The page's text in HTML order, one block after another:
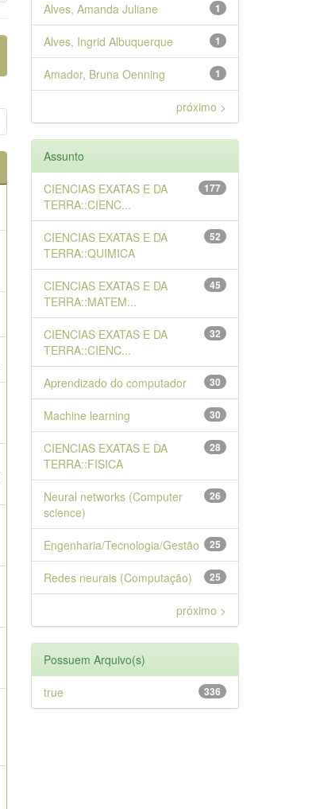
1
Alves, Amanda Juliane
1
Alves, Ingrid Albuquerque
1
Amador, Bruna Oenning
próximo >
Assunto
177
CIENCIAS EXATAS E DA
TERRA::CIENC...
52
CIENCIAS EXATAS E DA
TERRA::QUIMICA
45
CIENCIAS EXATAS E DA
TERRA::MATEM...
32
CIENCIAS EXATAS E DA
TERRA::CIENC...
30
Aprendizado do computador
30
Machine learning
28
CIENCIAS EXATAS E DA
TERRA::FISICA
26
Neural networks (Computer
science)
25
Engenharia/Tecnologia/Gestão
25
Redes neurais (Computação)
próximo >
Possuem Arquivo(s)
336
true